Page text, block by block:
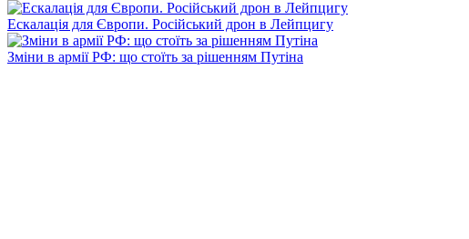
Ескалація для Європи. Російський дрон в Лейпцигу
Зміни в армії РФ: що стоїть за рішенням Путіна